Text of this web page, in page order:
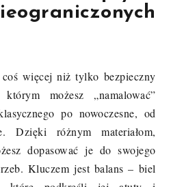
więcej niż tylko bezpieczny
możesz „namalować”
po nowoczesne, od
Dzięki różnym materiałom,
dopasować je do swojego
Kluczem jest balans – biel